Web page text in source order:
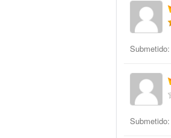
Submetido:
Submetido: